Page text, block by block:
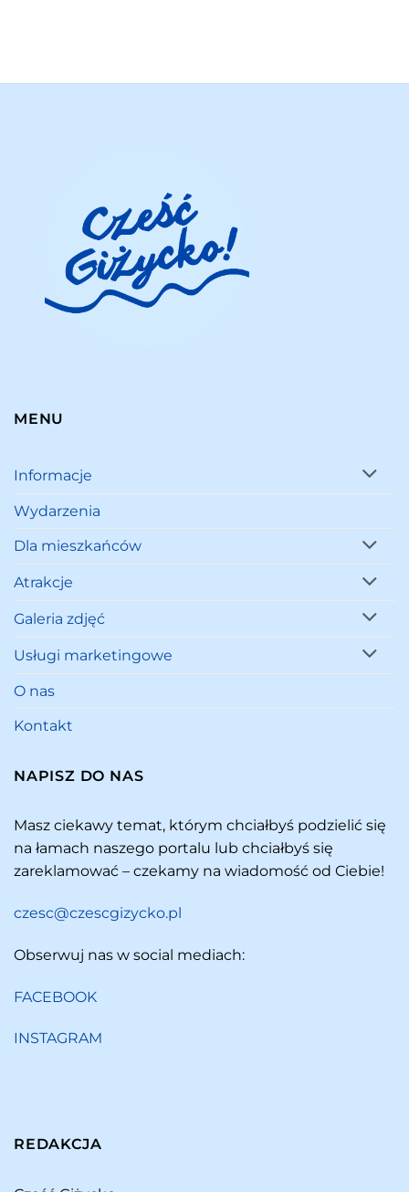
MENU
Informacje
Wydarzenia
Dla mieszkańców
Atrakcje
Galeria zdjęć
Usługi marketingowe
O nas
Kontakt
NAPISZ DO NAS
Masz ciekawy temat, którym chciałbyś podzielić się
na łamach naszego portalu lub chciałbyś się
zareklamować – czekamy na wiadomość od Ciebie!
czesc@czescgizycko.pl
Obserwuj nas w social mediach:
FACEBOOK
INSTAGRAM
REDAKCJA